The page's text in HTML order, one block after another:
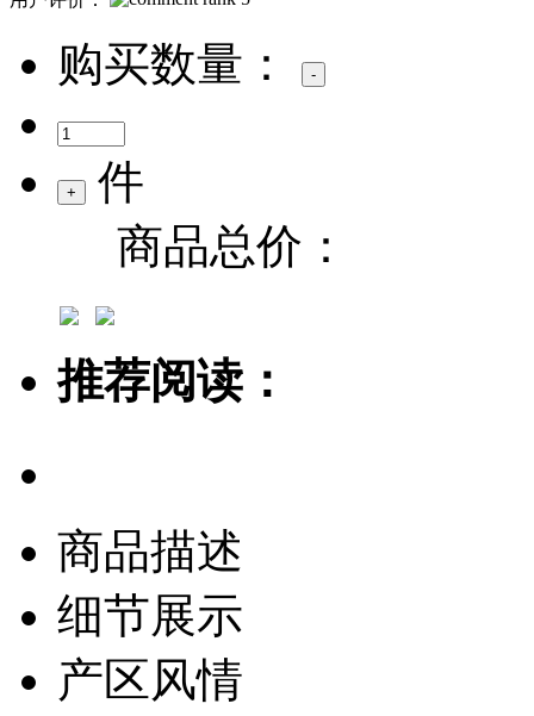
购买数量：
件
商品总价：
推荐阅读：
商品描述
细节展示
产区风情